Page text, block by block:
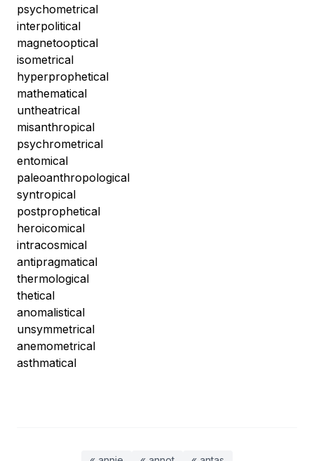
psychometrical
interpolitical
magnetooptical
isometrical
hyperprophetical
mathematical
untheatrical
misanthropical
psychrometrical
entomical
paleoanthropological
syntropical
postprophetical
heroicomical
intracosmical
antipragmatical
thermological
thetical
anomalistical
unsymmetrical
anemometrical
asthmatical